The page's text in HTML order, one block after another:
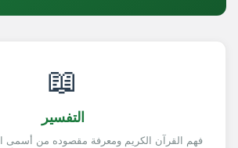
📖
التفسير
فهم القرآن الكريم ومعرفة مقصوده من أسمى